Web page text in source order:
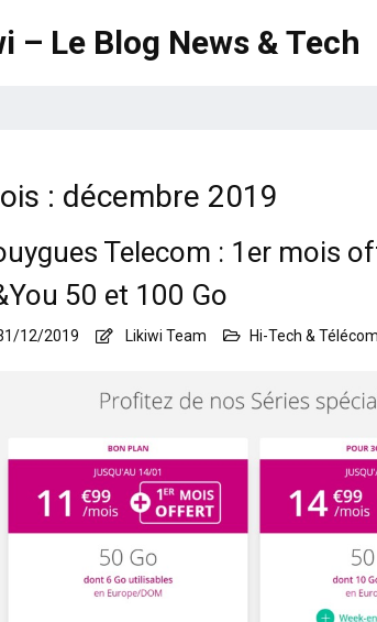
– Le Blog News & Tech
: décembre 2019
Telecom : 1er mois
50 et 100 Go
12/2019 Likiwi Team Hi-Tech &